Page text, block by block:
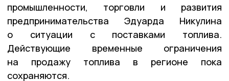
промышленности, торговли и развития
предпринимательства Эдуарда Никулина
о ситуации с поставками топлива.
Действующие временные ограничения
на продажу топлива в регионе пока
сохраняются.